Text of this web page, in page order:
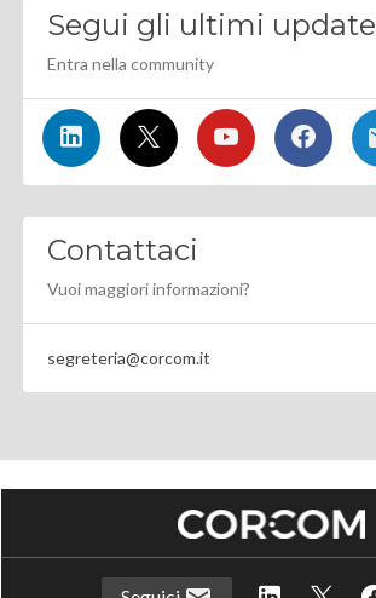
Segui gli ultimi update
Entra nella community
Contattaci
Vuoi maggiori informazioni?
segreteria@corcom.it